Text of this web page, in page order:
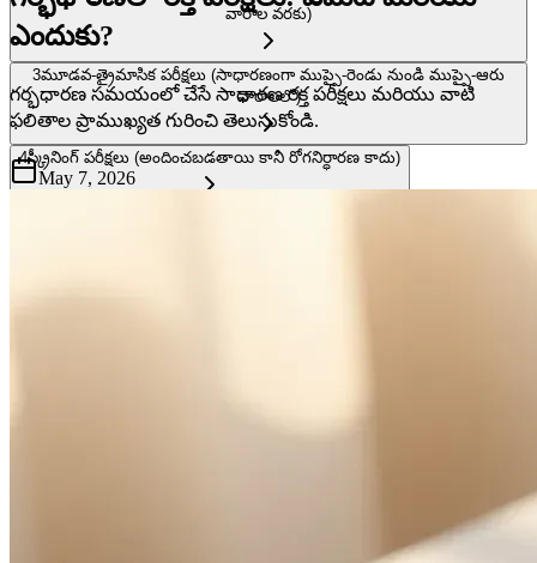
వారాల వరకు)
3మూడవ-త్రైమాసిక పరీక్షలు (సాధారణంగా ముప్పై-రెండు నుండి ముప్పై-ఆరు
వారాలలో)
4స్క్రీనింగ్ పరీక్షలు (అందించబడతాయి కానీ రోగనిర్ధారణ కాదు)
ఎందుకు?
గర్భధారణ సమయంలో చేసే సాధారణ రక్త పరీక్షలు మరియు వాటి
ఫలితాల ప్రాముఖ్యత గురించి తెలుసుకోండి.
May 7, 2026